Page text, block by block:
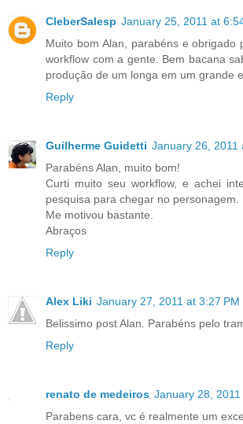
CleberSalesp January 25, 2011 at
Muito bom Alan, parabéns e obrigado
workflow com a gente. Bem bacana
produção de um longa em um grande
Reply
Guilherme Guidetti January 26, 2011
Parabéns Alan, muito bom!
Curti muito seu workflow, e achei
pesquisa para chegar no personagem.
Me motivou bastante.
Abraços
Reply
Alex Liki January 27, 2011 at 3:27 PM
Belissimo post Alan. Parabéns pelo
Reply
renato de medeiros January 28, 2011
Parabens cara, vc é realmente um